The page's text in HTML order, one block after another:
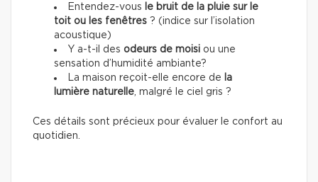
Entendez-vous
le bruit de la pluie sur le
toit ou les fenêtres ? (indice sur l’isolation
acoustique)
Y a-t-il des odeurs de moisi ou une
sensation d’humidité ambiante?
La maison reçoit-elle encore de la
lumière naturelle , malgré le ciel gris ?
Ces détails sont précieux pour évaluer le confort au
quotidien.